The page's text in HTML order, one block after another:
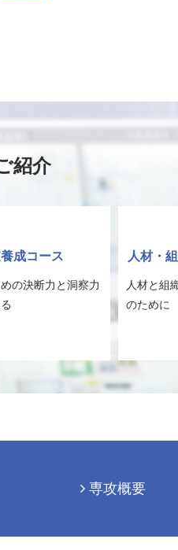
紹介
成コース
の決断力と洞察力
人材・
人材と組
のために
専攻概要